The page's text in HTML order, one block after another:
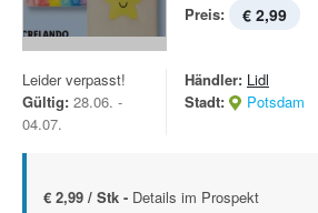
Preis: € 2,99
Leider verpasst!
Gültig: 28.06. -
04.07.
Händler: Lidl
Stadt:
Potsdam
€ 2,99 / Stk - Details im Prospekt